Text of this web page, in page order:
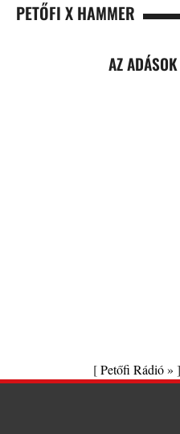
PETŐFI X HAMMER
AZ
[Petőfi Rádió » ]